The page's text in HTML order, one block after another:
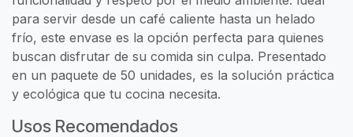
para servir desde un café caliente hasta un helado
frío, este envase es la opción perfecta para quienes
buscan disfrutar de su comida sin culpa. Presentado
en un paquete de 50 unidades, es la solución práctica
y ecológica que tu cocina necesita.
Usos Recomendados